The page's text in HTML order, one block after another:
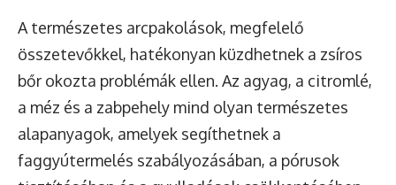
A természetes arcpakolások, megfelelő
összetevőkkel, hatékonyan küzdhetnek a zsíros
bőr okozta problémák ellen. Az agyag, a citromlé,
a méz és a zabpehely mind olyan természetes
alapanyagok, amelyek segíthetnek a
faggyútermelés szabályozásában, a pórusok